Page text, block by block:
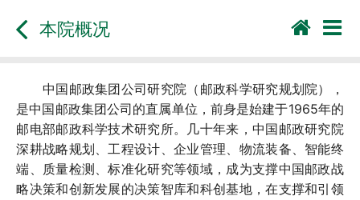
本院概况
中国邮政集团公司研究院（邮政科学研究规划院），
是中国邮政集团公司的直属单位，前身是始建于1965年的
邮电部邮政科学技术研究所。几十年来，中国邮政研究院
深耕战略规划、工程设计、企业管理、物流装备、智能终
端、质量检测、标准化研究等领域，成为支撑中国邮政战
略决策和创新发展的决策智库和科创基地，在支撑和引领